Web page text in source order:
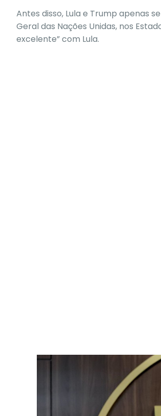
Antes disso, Lula e Trump apenas
Geral das Nações Unidas, nos
excelente” com Lula.